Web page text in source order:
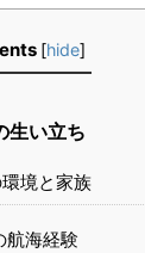
[hide]
生い立ち
境と家族
航海経験